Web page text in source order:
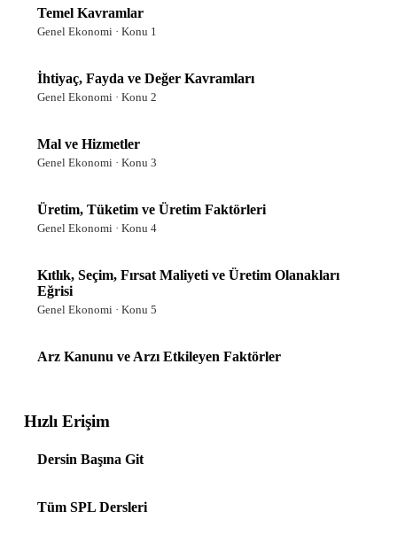
Temel Kavramlar
Genel Ekonomi · Konu 1
İhtiyaç, Fayda ve Değer Kavramları
Genel Ekonomi · Konu 2
Mal ve Hizmetler
Genel Ekonomi · Konu 3
Üretim, Tüketim ve Üretim Faktörleri
Genel Ekonomi · Konu 4
Kıtlık, Seçim, Fırsat Maliyeti ve Üretim Olanakları
Eğrisi
Genel Ekonomi · Konu 5
Arz Kanunu ve Arzı Etkileyen Faktörler
Talep Kanunu ve Talebi Etkileyen Faktörler
Genel Ekonomi · Konu 8
Hızlı Erişim
Dersin Başına Git
Tüm SPL Dersleri